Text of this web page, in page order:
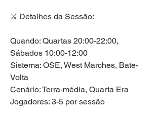
⚔ Detalhes da Sessão:
Quando: Quartas 20:00-22:00,
Sábados 10:00-12:00
Sistema: OSE, West Marches, Bate-
Volta
Cenário: Terra-média, Quarta Era
Jogadores: 3-5 por sessão